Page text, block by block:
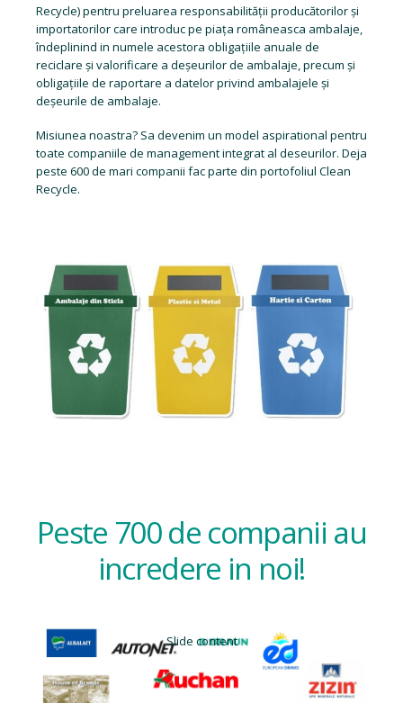
Recycle) pentru preluarea responsabilității producătorilor și
importatorilor care introduc pe piața româneasca ambalaje,
îndeplinind in numele acestora obligațiile anuale de
reciclare și valorificare a deșeurilor de ambalaje, precum și
obligațiile de raportare a datelor privind ambalajele și
deșeurile de ambalaje.
Misiunea noastra? Sa devenim un model aspirational pentru
toate companiile de management integrat al deseurilor. Deja
peste 600 de mari companii fac parte din portofoliul Clean
Recycle.
Peste 700 de companii au
incredere in noi!
Slide content